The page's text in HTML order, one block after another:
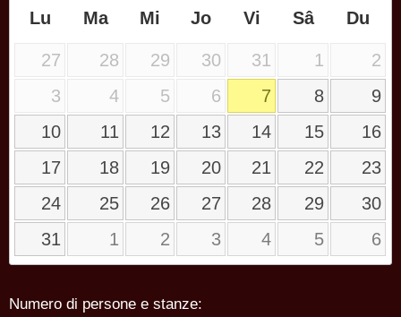
Lu Ma Mi Jo Vi Sâ Du
27 28 29 30 31 1
2
3
4 5 6 7 8
9
10
11 12 13 14 15
16
17
18 19 20 21 22
23
24
25 26 27 28 29
30
31
1 2 3 4 5 6
Numero di persone e stanze: